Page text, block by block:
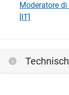
Moderatore di
[IT]